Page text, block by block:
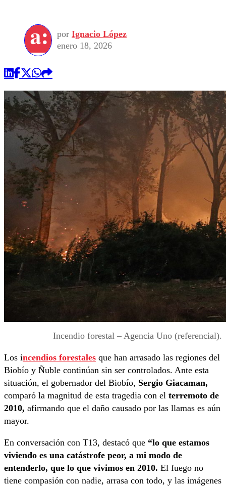
por Ignacio López
enero 18, 2026
Incendio forestal – Agencia Uno (referencial).
Los incendios forestales que han arrasado las regiones del
Biobío y Ñuble continúan sin ser controlados. Ante esta
situación, el gobernador del Biobío, Sergio Giacaman,
comparó la magnitud de esta tragedia con el terremoto de
2010, afirmando que el daño causado por las llamas es aún
mayor.
En conversación con T13, destacó que “lo que estamos
viviendo es una catástrofe peor, a mi modo de
entenderlo, que lo que vivimos en 2010. El fuego no
tiene compasión con nadie, arrasa con todo, y las imágenes